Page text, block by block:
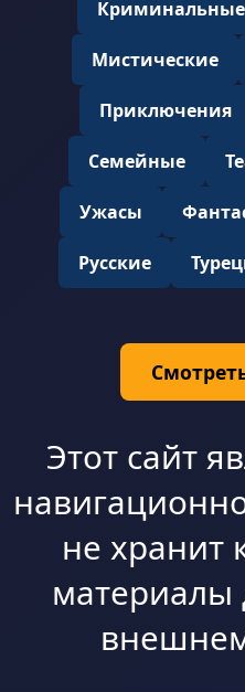
Криминальные
Мистические
Приключения
Семейные
Ужасы
Русские
Этот сайт
не хранит
материалы